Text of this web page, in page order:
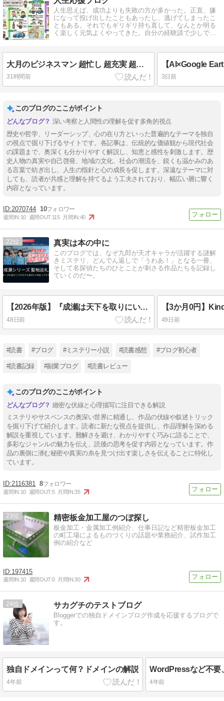
人生思えば、成功よりも失敗の方が多かった。正直、嫌
になって投げ出したこともあったし、逃げてしまったこ
ともある。それでもギリギリ持ち直して、なんとか明る
く楽しく元気よくやってきた。自分の経験談で少しでも
大月のビジネスマン 超忙し 超充実 超楽し
31時間前 3日前
このブログのここがポイント
深い考察と人間性の理解を促す多角的視点
歴史や哲学、リーダーシップ、心の在り方といった普遍的なテーマを独自
の視点で掘り下げるサイトです。各記事は、伝統的な価値観から現代社会
の課題まで、奥深くも分かりやすく解説し、知恵と感性を刺激します。歴
史人物の真実や自己啓発、地域の文化、社会の潮流を、鋭くも温かみのあ
る言葉で紡ぎ出し、人生の指針と心の成長を促します。深遠なテーマに対
しても、読者が共感と理解を持てるよう工夫されており、幅広い層に響く
内容となっています。
2070744 10
週間IN:10 週間OUT:115 月間IN:40
22 真実は本の中に
このブログでは、なぞ九郎が天才キャラが活躍する謎解
きミステリ、どんでん返しで「うわあ！」となる一冊、
そして名探偵たちのひとことが刺さる作品たちを記録し
ていくのだ〜。
【2026年版】『成瀬は天下を取りにいく』聖地巡礼スポット7選｜大津を巡るモデルコースも紹介
48日前 49日前
#読書 #ブログ #ミステリー小説 #読書感想 #ブログ初心者
#読書記録 #副業ブログ #読書レビュー
このブログのここがポイント
緻密な伏線と心理描写に注目できる解説
ミステリやサスペンスの奥深い世界に精通し、作品の伏線や叙述トリック
を掘り下げて紹介します。読者に新たな視点を提供し、作品理解を深める
解説を重視しています。難解さを避け、わかりやすく巧みに語ることで、
多彩なジャンルの魅力を伝え、読後の思考を促す内容となっています。作
品の裏側に潜む秘密や真実の糸を見つけ出す楽しさを伝えることに特化し
ています。
2116381 8
週間IN:10 週間OUT:5 月間IN:35
23 精密板金加工屋のつぼ探し
板金加工・金属加工例紹介、仕事日記など精密板金加工
の町工場によるものづくりの話題や業務紹介、試作加工
例の紹介など
197415
週間IN:10 週間OUT:0 月間IN:30
24 サカグチのテストブログ
Bloggerでの独自ドメインブログ作成を応援するブログで
す。
独自ドメインって何？ドメインの解説
4年前 4年前